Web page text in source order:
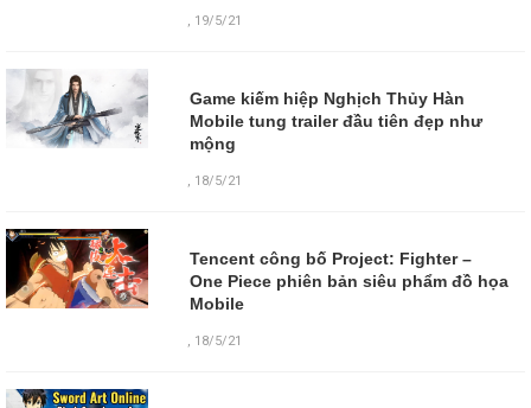
, 19/5/21
Game kiếm hiệp Nghịch Thủy Hàn
Mobile tung trailer đầu tiên đẹp như
mộng
, 18/5/21
Tencent công bố Project: Fighter –
One Piece phiên bản siêu phẩm đồ họa
Mobile
, 18/5/21